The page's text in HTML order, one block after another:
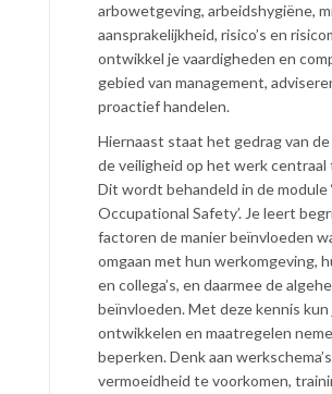
arbowetgeving, arbeidshygiëne,
aansprakelijkheid, risico’s en
ontwikkel je vaardigheden en
gebied van management,
proactief handelen.
Hiernaast staat het gedrag van
de veiligheid op het werk centraal
Dit wordt behandeld in de module
Occupational Safety’. Je leert
factoren de manier beïnvloeden
omgaan met hun werkomgeving,
en collega’s, en daarmee de
beïnvloeden. Met deze kennis
ontwikkelen en maatregelen
beperken. Denk aan
vermoeidheid te voorkomen,